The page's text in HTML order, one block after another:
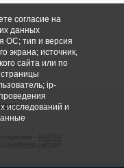
сайтом
согласие на
данных
ОС; тип и версия
экрана; источник,
сайта или по
ip-
исследований и